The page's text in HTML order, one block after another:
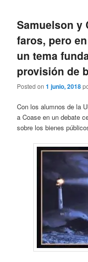
Samuelson y
faros, pero
un tema
provisión de
Posted on1 junio, 2018
Con los alumnos de la
a Coase en un debate
sobre los bienes